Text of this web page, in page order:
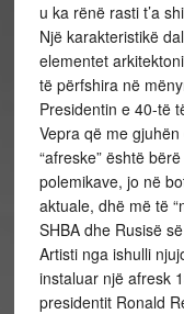
u ka rënë rasti t’a
Një karakteristikë
elementet
të përfshira në
Presidentin e 40-të
Vepra që me
“afreske” është
polemikave, jo në
aktuale, dhë më të
SHBA dhe Rusisë
Artisti nga ishulli
instaluar një afresk
presidentit Ronald